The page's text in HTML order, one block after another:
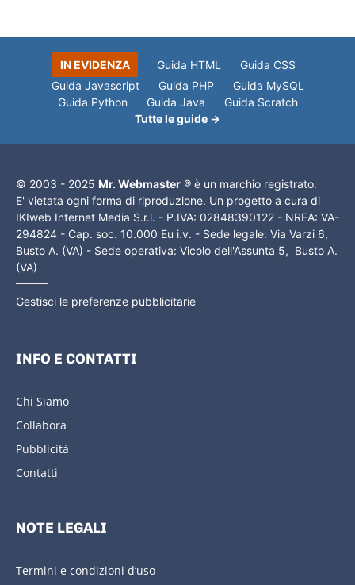
IN EVIDENZA Guida HTML
Guida CSS
Guida Javascript
Guida PHP
Guida MySQL
Guida Python
Guida Java
Guida Scratch
Tutte le guide →
© 2003 - 2025 Mr. Webmaster ® è un marchio registrato.
E' vietata ogni forma di riproduzione. Un progetto a cura di
IKIweb Internet Media S.r.l. - P.IVA: 02848390122 - NREA: VA-
294824 - Cap. soc. 10.000 Eu i.v. - Sede legale: Via Varzi 6,
Busto A. (VA) - Sede operativa: Vicolo dell'Assunta 5, Busto A.
(VA)
Gestisci le preferenze pubblicitarie
INFO E CONTATTI
Chi Siamo
Collabora
Pubblicità
Contatti
NOTE LEGALI
Termini e condizioni d’uso